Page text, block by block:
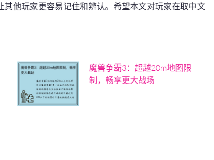
他玩家更容易记住和辨认。希望本文对玩家在取中文
魔兽争霸3：超越20m地图限
制，畅享更大战场